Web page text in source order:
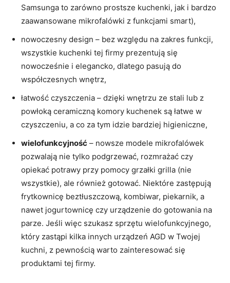
Samsunga to zarówno prostsze kuchenki, jak i bardzo
zaawansowane mikrofalówki z funkcjami smart),
nowoczesny design – bez względu na zakres funkcji,
wszystkie kuchenki tej firmy prezentują się
nowocześnie i elegancko, dlatego pasują do
współczesnych wnętrz,
łatwość czyszczenia – dzięki wnętrzu ze stali lub z
powłoką ceramiczną komory kuchenek są łatwe w
czyszczeniu, a co za tym idzie bardziej higieniczne,
wielofunkcyjność – nowsze modele mikrofalówek
pozwalają nie tylko podgrzewać, rozmrażać czy
opiekać potrawy przy pomocy grzałki grilla (nie
wszystkie), ale również gotować. Niektóre zastępują
frytkownicę beztłuszczową, kombiwar, piekarnik, a
nawet jogurtownicę czy urządzenie do gotowania na
parze. Jeśli więc szukasz sprzętu wielofunkcyjnego,
który zastąpi kilka innych urządzeń AGD w Twojej
kuchni, z pewnością warto zainteresować się
produktami tej firmy.